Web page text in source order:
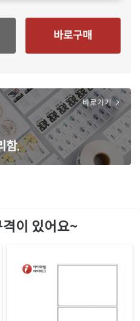
바로구매
함.
바로가기
이 있어요~